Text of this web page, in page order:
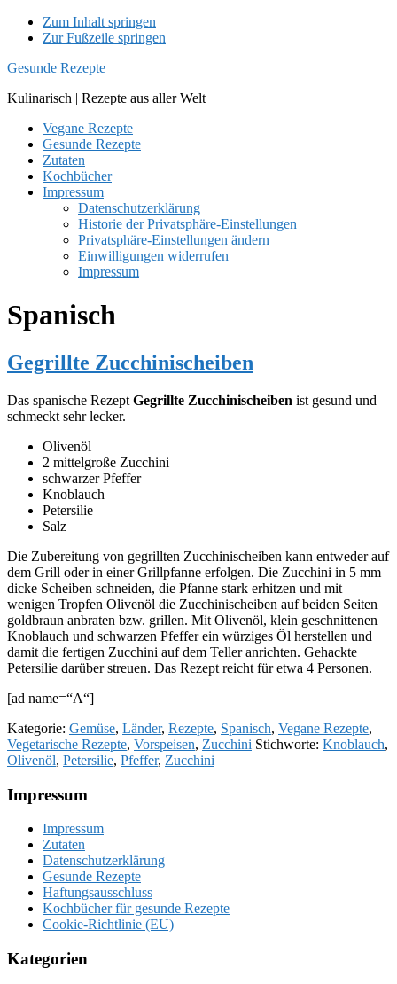
Zum Inhalt springen
Zur Fußzeile springen
Gesunde Rezepte
Kulinarisch | Rezepte aus aller Welt
Vegane Rezepte
Gesunde Rezepte
Zutaten
Kochbücher
Impressum
Datenschutzerklärung
Historie der Privatsphäre-Einstellungen
Privatsphäre-Einstellungen ändern
Einwilligungen widerrufen
Impressum
Spanisch
Gegrillte Zucchinischeiben
Das spanische Rezept Gegrillte Zucchinischeiben ist gesund und
schmeckt sehr lecker.
Olivenöl
2 mittelgroße Zucchini
schwarzer Pfeffer
Knoblauch
Petersilie
Salz
Die Zubereitung von gegrillten Zucchinischeiben kann entweder auf
dem Grill oder in einer Grillpfanne erfolgen. Die Zucchini in 5 mm
dicke Scheiben schneiden, die Pfanne stark erhitzen und mit
wenigen Tropfen Olivenöl die Zucchinischeiben auf beiden Seiten
goldbraun anbraten bzw. grillen. Mit Olivenöl, klein geschnittenen
Knoblauch und schwarzen Pfeffer ein würziges Öl herstellen und
damit die fertigen Zucchini auf dem Teller anrichten. Gehackte
Petersilie darüber streuen. Das Rezept reicht für etwa 4 Personen.
[ad name=“A“]
Kategorie: Gemüse, Länder, Rezepte, Spanisch, Vegane Rezepte,
Vegetarische Rezepte, Vorspeisen, Zucchini Stichworte: Knoblauch,
Olivenöl, Petersilie, Pfeffer, Zucchini
Footer
Impressum
Impressum
Zutaten
Datenschutzerklärung
Gesunde Rezepte
Haftungsausschluss
Kochbücher für gesunde Rezepte
Cookie-Richtlinie (EU)
Kategorien